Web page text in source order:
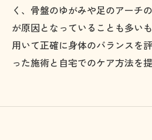
く、骨盤のゆがみや足のアーチ
が原因となっていることも多い
用いて正確に身体のバランスを
った施術と自宅でのケア方法を提